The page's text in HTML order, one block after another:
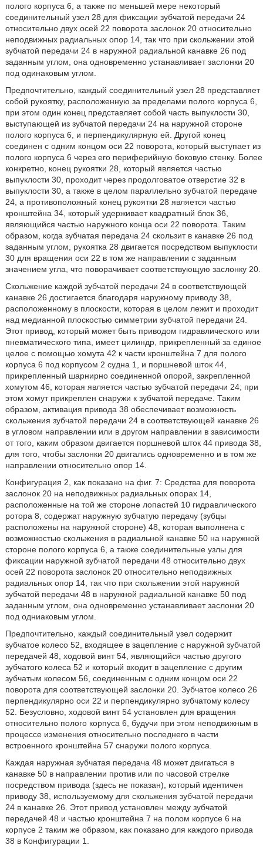
полого корпуса 6, а также по меньшей мере некоторый
соединительный узел 28 для фиксации зубчатой передачи 24
относительно двух осей 22 поворота заслонок 20 относительно
неподвижных радиальных опор 14, так что при скольжении этой
зубчатой передачи 24 в наружной радиальной канавке 26 под
заданным углом, она одновременно устанавливает заслонки 20
под одинаковым углом.
Предпочтительно, каждый соединительный узел 28 представляет
собой рукоятку, расположенную за пределами полого корпуса 6,
при этом один конец представляет собой часть выпуклости 30,
выступающей из зубчатой передачи 24 на наружной стороне
полого корпуса 6, и перпендикулярную ей. Другой конец
соединен с одним концом оси 22 поворота, который выступает из
полого корпуса 6 через его периферийную боковую стенку. Более
конкретно, конец рукоятки 28, который является частью
выпуклости 30, проходит через продолговатое отверстие 32 в
выпуклости 30, а также в целом параллельно зубчатой передаче
24, а противоположный конец рукоятки 28 является частью
кронштейна 34, который удерживает квадратный блок 36,
являющийся частью наружного конца оси 22 поворота. Таким
образом, когда зубчатая передача 24 скользит в канавке 26 под
заданным углом, рукоятка 28 двигается посредством выпуклости
30 для вращения оси 22 в том же направлении с заданным
значением угла, что поворачивает соответствующую заслонку 20.
Скольжение каждой зубчатой передачи 24 в соответствующей
канавке 26 достигается благодаря наружному приводу 38,
расположенному в плоскости, которая в целом лежит и проходит
над медианной плоскостью симметрии зубчатой передачи 24.
Этот привод, который может быть приводом гидравлического или
пневматического типа, имеет цилиндр, прикрепленный за единое
целое с помощью хомута 42 к части кронштейна 7 для полого
корпуса 6 под корпусом 2 судна 1, и поршневой шток 44,
прикрепленный шарнирно соединенной опорой, закрепленной
хомутом 46, которая является частью зубчатой передачи 24; при
этом хомут прикреплен снаружи к зубчатой передаче. Таким
образом, активация привода 38 обеспечивает возможность
скольжения зубчатой передачи 24 в соответствующей канавке 26
в угловом направлении или в другом направлении в зависимости
от того, каким образом двигается поршневой шток 44 привода 38,
для того, чтобы заслонки 20 двигались одновременно и в том же
направлении относительно опор 14.
Конфигурация 2, как показано на фиг. 7: Средства для поворота
заслонок 20 на неподвижных радиальных опорах 14,
расположенные на той же стороне лопастей 10 гидравлического
ротора 8, содержат наружную зубчатую передачу (зубцы
расположены на наружной стороне) 48, которая выполнена с
возможностью скольжения в радиальной канавке 50 на наружной
стороне полого корпуса 6, а также соединительные узлы для
фиксации наружной зубчатой передачи 48 относительно двух
осей 22 поворота заслонок 20 относительно неподвижных
радиальных опор 14, так что при скольжении этой наружной
зубчатой передачи 48 в наружной радиальной канавке 50 под
заданным углом, она одновременно устанавливает заслонки 20
под одниаковым углом.
Предпочтительно, каждый соединительный узел содержит
зубчатое колесо 52, входящее в зацепление с наружной зубчатой
передачей 48, ходовой винт 54, являющийся частью другого
зубчатого колеса 52 и который входит в зацепление с другим
зубчатым колесом 56, соединенным с одним концом оси 22
поворота для соответствующей заслонки 20. Зубчатое колесо 26
перпендикулярно оси 22 и перпендикулярно зубчатому колесу
52. Безусловно, ходовой винт 54 установлен для вращения
относительно полого корпуса 6, будучи при этом неподвижным в
процессе изменения относительно последнего в части
встроенного кронштейна 57 снаружи полого корпуса.
Каждая наружная зубчатая передача 48 может двигаться в
канавке 50 в направлении против или по часовой стрелке
посредством привода (здесь не показан), который идентичен
приводу 38, используемому для скольжения зубчатой передачи
24 в канавке 26. Этот привод установлен между зубчатой
передачей 48 и частью кронштейна 7 на полом корпусе 6 на
корпусе 2 таким же образом, как показано для каждого привода
38 в Конфигурации 1.